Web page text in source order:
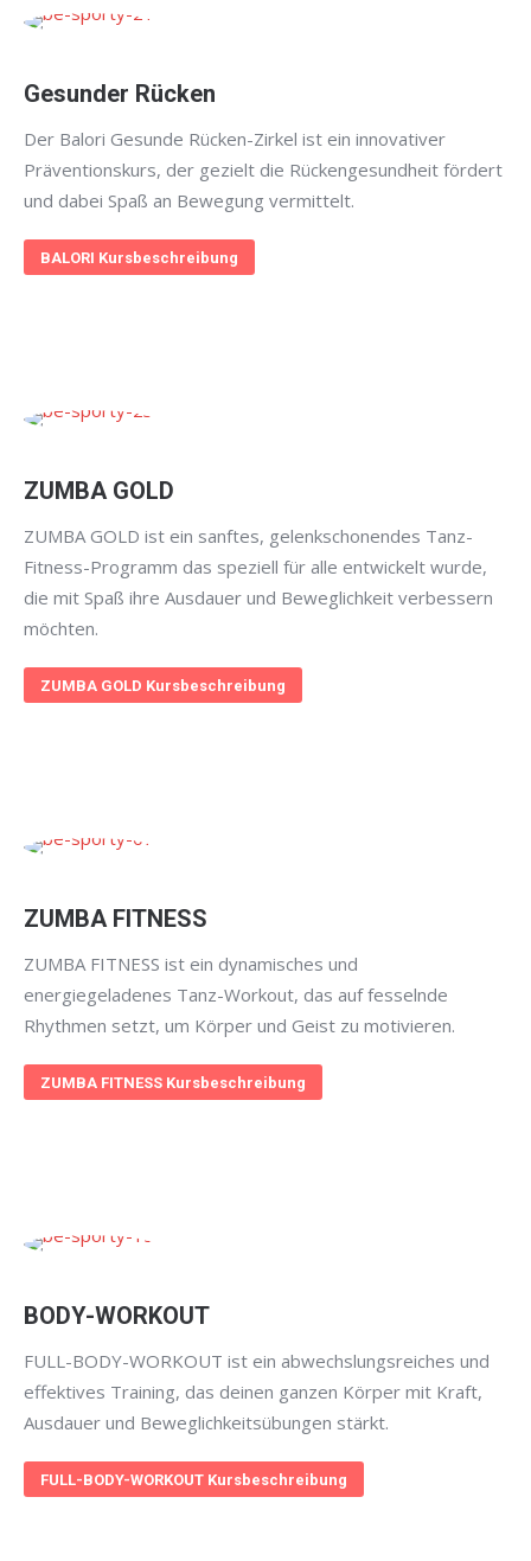
Gesunder Rücken
Der Balori Gesunde Rücken-Zirkel ist ein innovativer
Präventionskurs, der gezielt die Rückengesundheit fördert
und dabei Spaß an Bewegung vermittelt.
BALORI Kursbeschreibung
ZUMBA GOLD
ZUMBA GOLD ist ein sanftes, gelenkschonendes Tanz-
Fitness-Programm das speziell für alle entwickelt wurde,
die mit Spaß ihre Ausdauer und Beweglichkeit verbessern
möchten.
ZUMBA GOLD Kursbeschreibung
ZUMBA FITNESS
ZUMBA FITNESS ist ein dynamisches und
energiegeladenes Tanz-Workout, das auf fesselnde
Rhythmen setzt, um Körper und Geist zu motivieren.
ZUMBA FITNESS Kursbeschreibung
BODY-WORKOUT
FULL-BODY-WORKOUT ist ein abwechslungsreiches und
effektives Training, das deinen ganzen Körper mit Kraft,
Ausdauer und Beweglichkeitsübungen stärkt.
FULL-BODY-WORKOUT Kursbeschreibung